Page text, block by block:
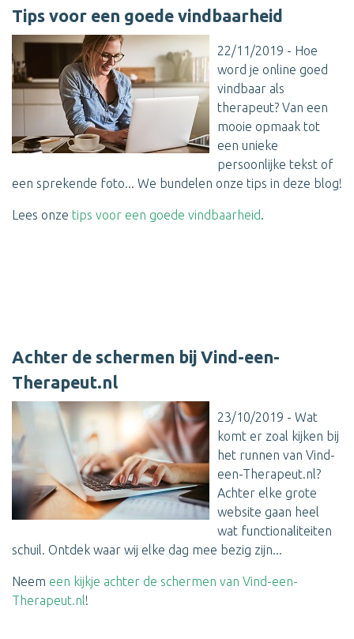
Tips voor een goede vindbaarheid
22/11/2019 - Hoe
word je online goed
vindbaar als
therapeut? Van een
mooie opmaak tot
een unieke
persoonlijke tekst of
een sprekende foto... We bundelen onze tips in deze blog!
Lees onze tips voor een goede vindbaarheid.
Achter de schermen bij Vind-een-
Therapeut.nl
23/10/2019 - Wat
komt er zoal kijken bij
het runnen van Vind-
een-Therapeut.nl?
Achter elke grote
website gaan heel
wat functionaliteiten
schuil. Ontdek waar wij elke dag mee bezig zijn...
Neem een kijkje achter de schermen van Vind-een-
Therapeut.nl!